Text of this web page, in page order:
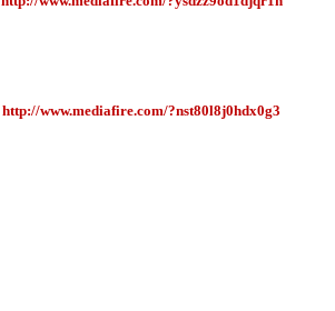
http://www.mediafire.com/?nst80l8j0hdx0g3